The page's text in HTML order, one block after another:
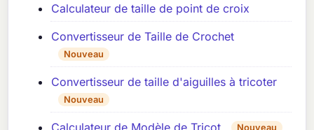
Calculateur de taille de point de croix
Convertisseur de Taille de Crochet
Nouveau
Convertisseur de taille d'aiguilles à tricoter
Nouveau
Calculateur de Modèle de Tricot Nouveau